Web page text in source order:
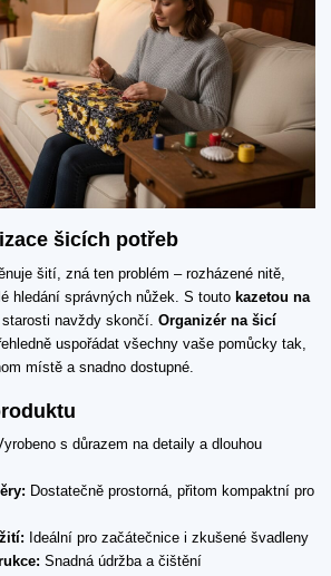
šicích potřeb
šití, zná ten problém – rozházené nitě,
hledání správných nůžek. S touto kazetou na
navždy skončí. Organizér na šicí
uspořádat všechny vaše pomůcky tak,
místě a snadno dostupné.
s důrazem na detaily a dlouhou
Dostatečně prostorná, přitom kompaktní pro
Ideální pro začátečnice i zkušené švadleny
Snadná údržba a čištění